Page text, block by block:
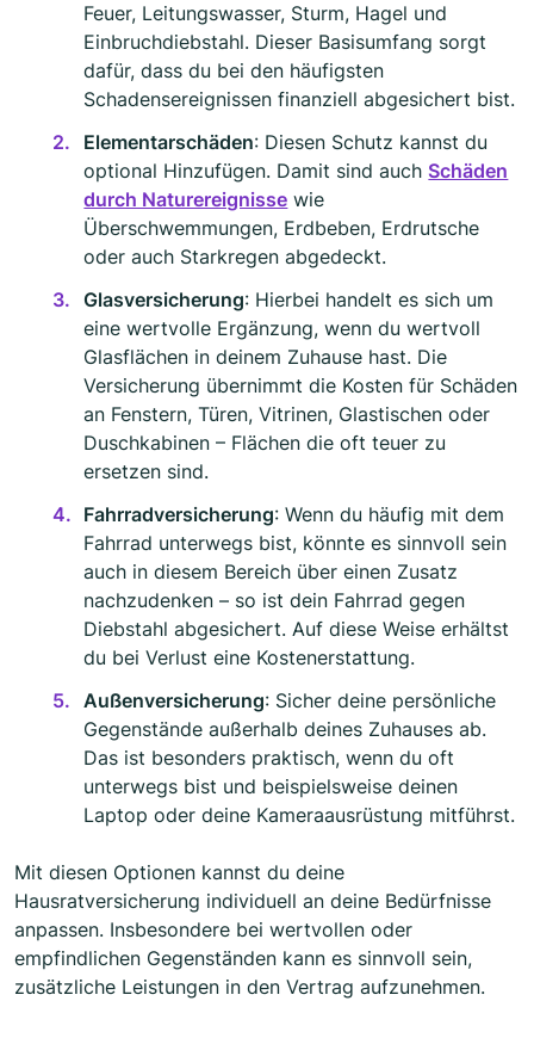
Feuer, Leitungswasser, Sturm, Hagel und
Einbruchdiebstahl. Dieser Basisumfang sorgt
dafür, dass du bei den häufigsten
Schadensereignissen finanziell abgesichert bist.
Elementarschäden: Diesen Schutz kannst du
optional Hinzufügen. Damit sind auch Schäden
durch Naturereignisse wie
Überschwemmungen, Erdbeben, Erdrutsche
oder auch Starkregen abgedeckt.
Glasversicherung: Hierbei handelt es sich um
eine wertvolle Ergänzung, wenn du wertvoll
Glasflächen in deinem Zuhause hast. Die
Versicherung übernimmt die Kosten für Schäden
an Fenstern, Türen, Vitrinen, Glastischen oder
Duschkabinen – Flächen die oft teuer zu
ersetzen sind.
Fahrradversicherung: Wenn du häufig mit dem
Fahrrad unterwegs bist, könnte es sinnvoll sein
auch in diesem Bereich über einen Zusatz
nachzudenken – so ist dein Fahrrad gegen
Diebstahl abgesichert. Auf diese Weise erhältst
du bei Verlust eine Kostenerstattung.
Außenversicherung: Sicher deine persönliche
Gegenstände außerhalb deines Zuhauses ab.
Das ist besonders praktisch, wenn du oft
unterwegs bist und beispielsweise deinen
Laptop oder deine Kameraausrüstung mitführst.
Mit diesen Optionen kannst du deine
Hausratversicherung individuell an deine Bedürfnisse
anpassen. Insbesondere bei wertvollen oder
empfindlichen Gegenständen kann es sinnvoll sein,
zusätzliche Leistungen in den Vertrag aufzunehmen.